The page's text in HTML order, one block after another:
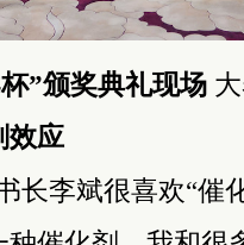
”颁奖典礼现场大
效应
长李斌很喜欢“催